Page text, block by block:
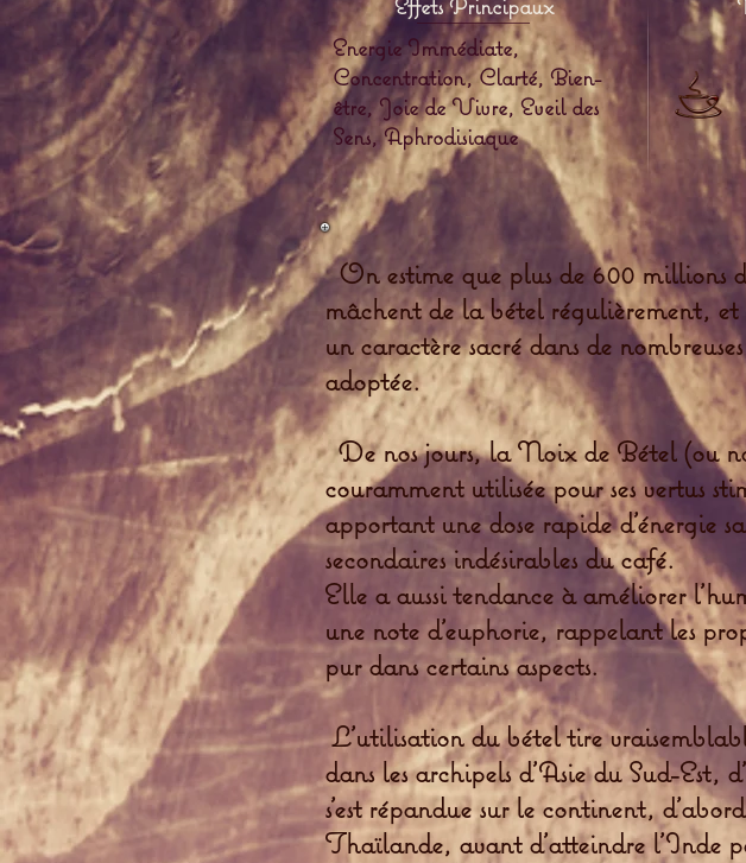
Energie Immédiate,
Concentration, Clarté, Bien-
être, Joie de Vivre, Eveil des
Sens, Aphrodisiaque
On estime que plus de 600 millions
mâchent de la bétel régulièrement,
un caractère sacré dans de
adoptée.
De nos jours, la Noix de Bétel (ou
couramment utilisée pour ses vertus
apportant une dose rapide d'énergie
secondaires indésirables du café.
Elle a aussi tendance à améliorer
une note d'euphorie, rappelant les
pur dans certains aspects.
L’utilisation du bétel tire
dans les archipels d’Asie du Sud-Est,
s’est répandue sur le continent,
Thaïlande, avant d’atteindre l’Inde